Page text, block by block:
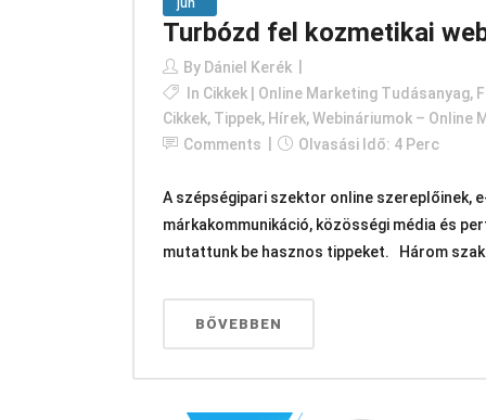
Turbózd fel kozmetikai
By Dániel Kerék
In Cikkek | Online Marketing Tudásanyag,
Cikkek, Tippek, Hírek,Webináriumok – Online
Comments
Olvasási Idő: 4 Perc
A szépségipari szektor online szereplőinek,
márkakommunikáció, közösségi média és
mutattunk be hasznos tippeket. Három
BŐVEBBEN